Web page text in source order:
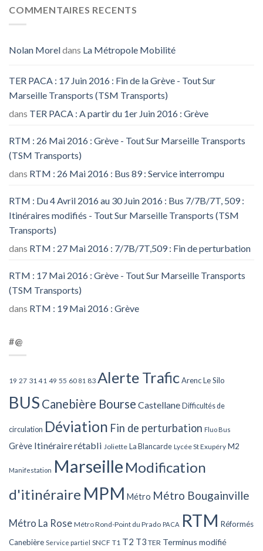
COMMENTAIRES RECENTS
Nolan Moreldans La Métropole Mobilité
TER PACA : 17 Juin 2016 : Fin de la Grève - Tout Sur
Marseille Transports (TSM Transports)
dans TER PACA : A partir du 1er Juin 2016 : Grève
RTM : 26 Mai 2016 : Grève - Tout Sur Marseille Transports
(TSM Transports)
dans RTM : 26 Mai 2016 : Bus 89 : Service interrompu
RTM : Du 4 Avril 2016 au 30 Juin 2016 : Bus 7/7B/7T, 509 :
Itinéraires modifiés - Tout Sur Marseille Transports (TSM
Transports)
dans RTM : 27 Mai 2016 : 7/7B/7T,509 : Fin de perturbation
RTM : 17 Mai 2016 : Grève - Tout Sur Marseille Transports
(TSM Transports)
dans RTM : 19 Mai 2016 : Grève
#@
19 27 31 41 49 55 60 81 83 Alerte TraficArenc Le Silo
BUS Canebière Bourse Castellane Difficultés de
circulation Déviation Fin de perturbation Fluo Bus
Grève Itinéraire rétabli Joliette La Blancarde Lycée St Exupéry M2
Manifestation Marseille Modification
d'itinéraire MPM Métro Métro Bougainville
Métro La Rose Métro Rond-Point du Prado PACA RTM Réformés
Canebière Service partiel SNCF T1 T2 T3 TER Terminus modifié